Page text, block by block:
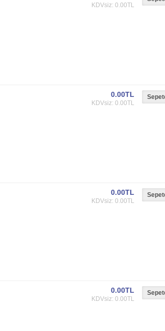
KDVsiz: 0.00TL
0.00TL
KDVsiz: 0.00TL
0.00TL
KDVsiz: 0.00TL
0.00TL
KDVsiz: 0.00TL